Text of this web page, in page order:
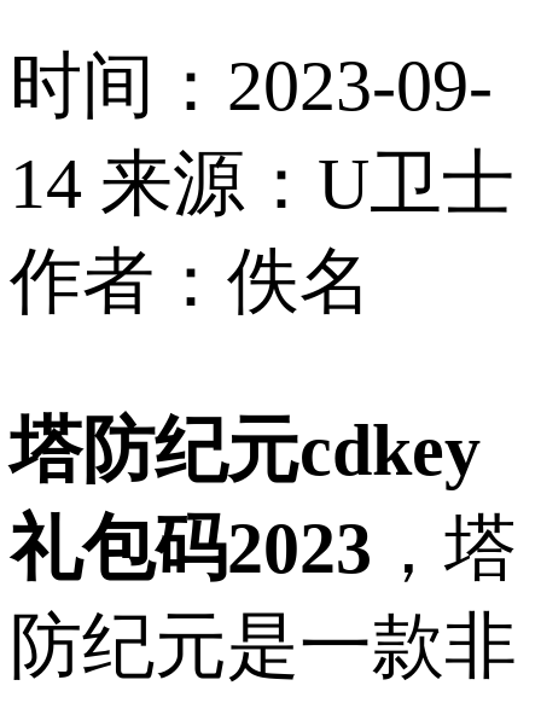
时间：2023-09-
14 来源：U卫士
作者：佚名
塔防纪元cdkey
礼包码2023 ，塔
防纪元是一款非